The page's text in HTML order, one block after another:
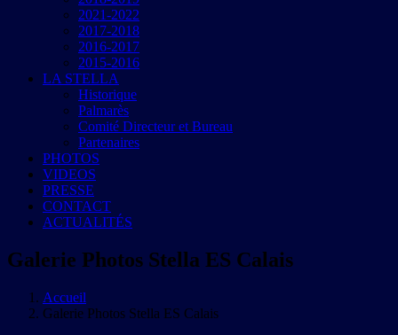
2021-2022
2017-2018
2016-2017
2015-2016
LA STELLA
Historique
Palmarès
Comité Directeur et Bureau
Partenaires
PHOTOS
VIDEOS
PRESSE
CONTACT
ACTUALITÉS
Galerie Photos Stella ES Calais
Accueil
Galerie Photos Stella ES Calais